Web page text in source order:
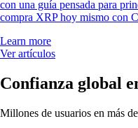
con una guía pensada para
compra XRP hoy mismo con
Learn more
Ver artículos
Confianza global
Millones de usuarios en más